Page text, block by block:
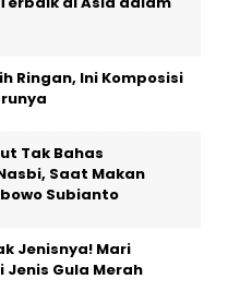
Ringan, Ini Komposisi
Tak Bahas
Saat Makan
Subianto
Jenisnya! Mari
Gula Merah